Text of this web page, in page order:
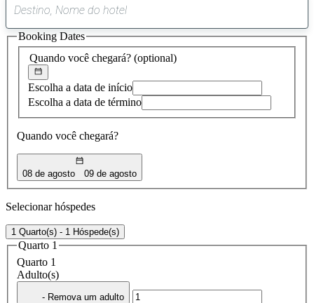
sugestão
encontrada
Quando você chegará? (optional)
Escolha a data de início
Escolha a data de término
Quando você chegará?
08 de agosto 09 de agosto
Booking Dates
Selecionar hóspedes
1 Quarto(s) - 1 Hóspede(s)
Quarto 1
Quarto 1
Adulto(s)
- Remova um adulto